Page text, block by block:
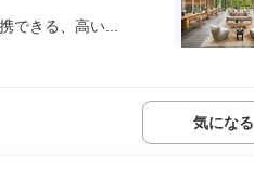
できる、高い...
気になる